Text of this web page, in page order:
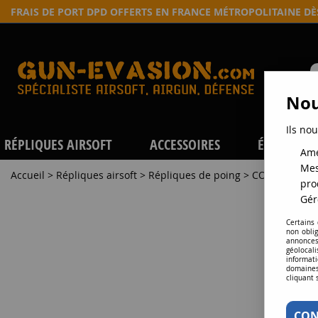
FRAIS DE PORT DPD OFFERTS EN FRANCE MÉTROPOLITAINE
RÉPLIQUES AIRSOFT ACCESSOIRES
Accueil > Répliques airsoft > Répliques de poing > CO2
Ils
Certains
non
cliquant